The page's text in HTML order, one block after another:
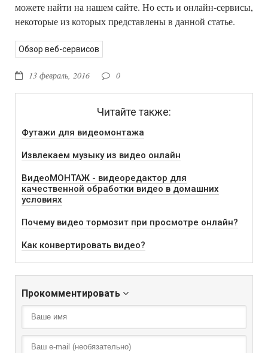
можете найти на нашем сайте. Но есть и онлайн-сервисы,
некоторые из которых представлены в данной статье.
Обзор веб-сервисов
13 февраль, 2016 0
Читайте также:
Футажи для видеомонтажа
Извлекаем музыку из видео онлайн
ВидеоМОНТАЖ - видеоредактор для
качественной обработки видео в домашних
условиях
Почему видео тормозит при просмотре онлайн?
Как конвертировать видео?
Прокомментировать